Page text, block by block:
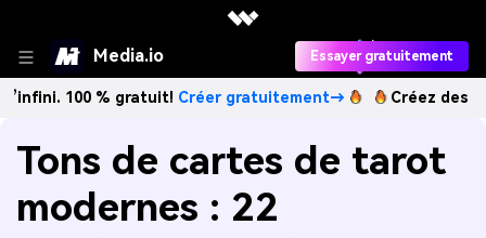
Media.io Essayer gratuitement
% gratuit!Créer gratuitement→ Créez des images IA
Tons de cartes de tarot
modernes : 22